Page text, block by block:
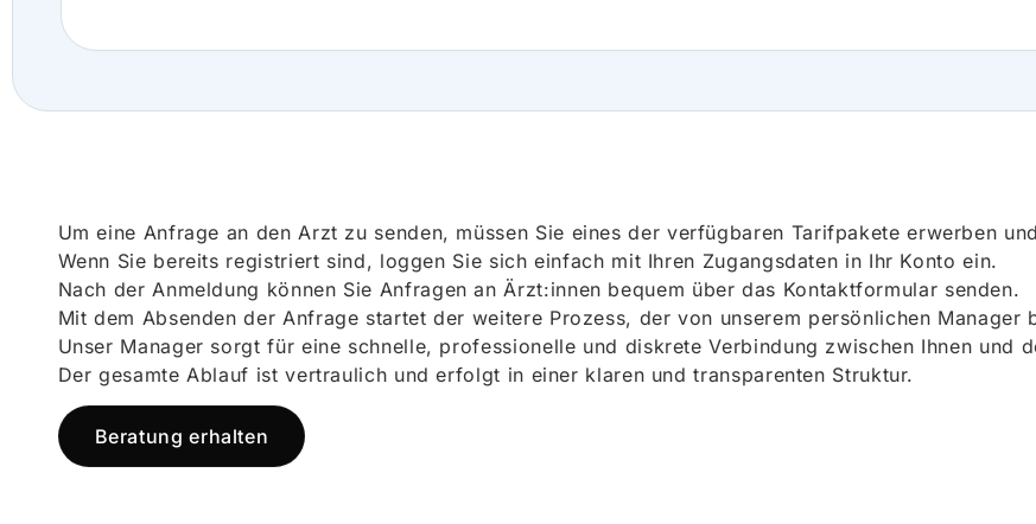
Um eine Anfrage an den Arzt zu senden, müssen Sie eines der verfügbaren Tarifpakete erwerben
Wenn Sie bereits registriert sind, loggen Sie sich einfach mit Ihren Zugangsdaten in Ihr Konto ein.
Nach der Anmeldung können Sie Anfragen an Ärzt:innen bequem über das Kontaktformular senden.
Mit dem Absenden der Anfrage startet der weitere Prozess, der von unserem persönlichen
Unser Manager sorgt für eine schnelle, professionelle und diskrete Verbindung zwischen Ihnen und
Der gesamte Ablauf ist vertraulich und erfolgt in einer klaren und transparenten Struktur.
Beratung erhalten